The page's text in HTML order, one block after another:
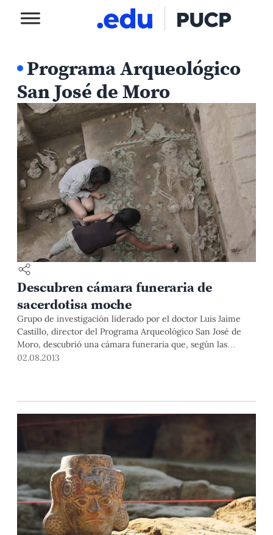
Programa Arqueológico
San José de Moro
Descubren cámara funeraria de
sacerdotisa moche
Grupo de investigación liderado por el doctor Luis Jaime
Castillo, director del Programa Arqueológico San José de
Moro, descubrió una cámara funeraria que, según las
primeras investigaciones, corresponde a una sacerdotisa
02.08.2013